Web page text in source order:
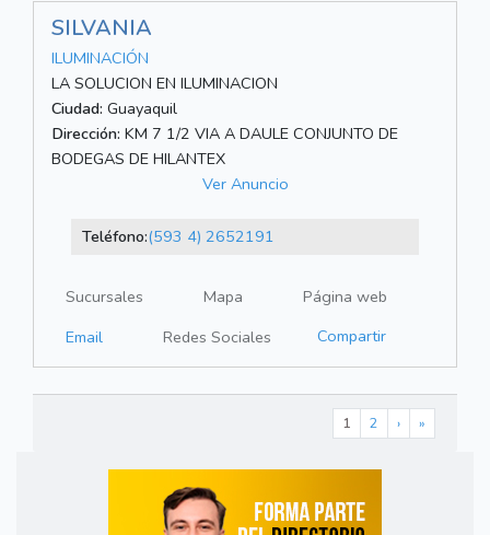
SILVANIA
ILUMINACIÓN
LA SOLUCION EN ILUMINACION
Ciudad: Guayaquil
Dirección: KM 7 1/2 VIA A DAULE CONJUNTO DE
BODEGAS DE HILANTEX
Ver Anuncio
Teléfono:(593 4) 2652191
Sucursales Mapa
Página web
Email
Redes Sociales Compartir
1 2 › »